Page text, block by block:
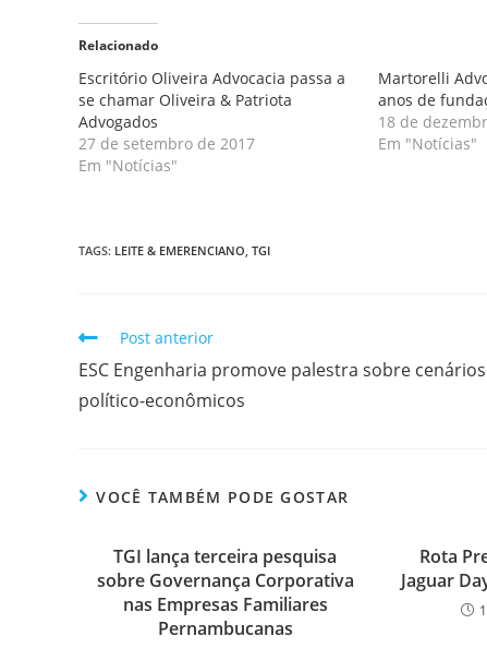
Relacionado
Escritório Oliveira Advocacia passa a
se chamar Oliveira & Patriota
Advogados
27 de setembro de 2017
Em "Notícias"
Martorelli
anos de
18 de
Em "Notícias"
TAGS: LEITE & EMERENCIANO, TGI
Post anterior
ESC Engenharia promove palestra sobre cenários
político-econômicos
VOCÊ TAMBÉM PODE GOSTAR
TGI lança terceira pesquisa
sobre Governança Corporativa
nas Empresas Familiares
Pernambucanas
Rota
Jaguar